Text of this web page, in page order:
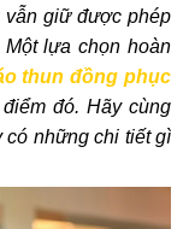
vẫn giữ được phép
lựa chọn hoàn
thun đồng phục
đó. Hãy cùng
có những chi tiết gì